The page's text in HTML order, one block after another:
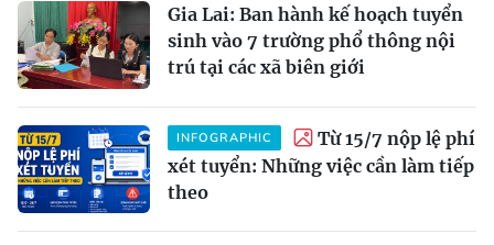
Gia Lai: Ban hành kế hoạch tuyển
sinh vào 7 trường phổ thông nội
trú tại các xã biên giới
INFOGRAPHIC
Từ 15/7 nộp lệ phí
xét tuyển: Những việc cần làm tiếp
theo